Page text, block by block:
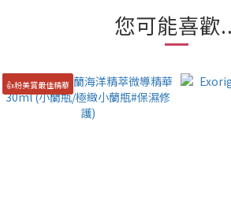
您可能喜歡
👍粉美賞最佳精華